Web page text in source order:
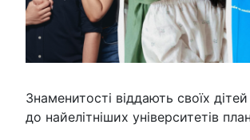
Знаменитості віддають своїх
до найелітніших університетів